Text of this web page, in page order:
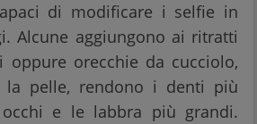
di modificare i selfie in
Alcune aggiungono ai ritratti
orecchie da cucciolo,
la pelle, rendono i denti più
e le labbra più grandi.